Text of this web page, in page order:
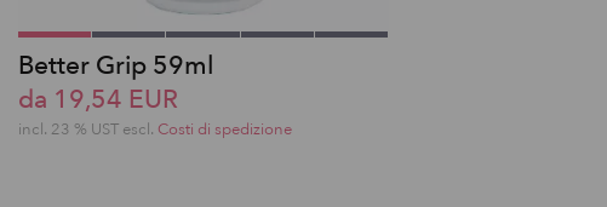
Better Grip 59ml
da 19,54 EUR
incl. 23 % UST escl. Costi di spedizione